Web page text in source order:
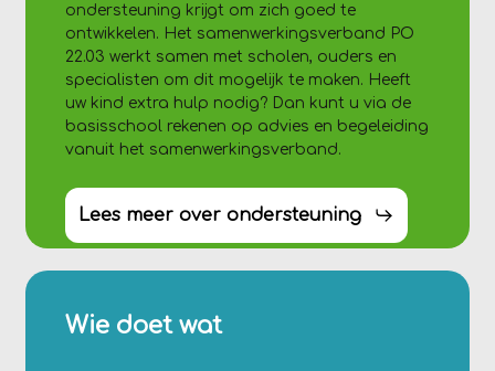
ondersteuning krijgt om zich goed te
ontwikkelen. Het samenwerkingsverband PO
22.03 werkt samen met scholen, ouders en
specialisten om dit mogelijk te maken. Heeft
uw kind extra hulp nodig? Dan kunt u via de
basisschool rekenen op advies en begeleiding
vanuit het samenwerkingsverband.
Lees meer over ondersteuning
Wie doet wat